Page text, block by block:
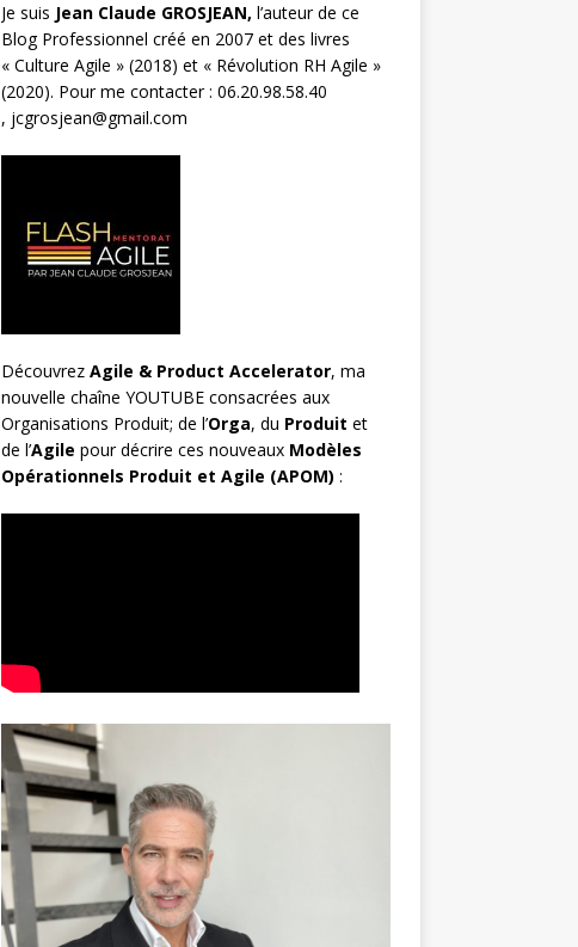
Je suis Jean Claude GROSJEAN, l’auteur de ce
Blog Professionnel créé en 2007 et des livres
« Culture Agile » (2018) et « Révolution RH Agile »
(2020). Pour me contacter : 06.20.98.58.40
, jcgrosjean@gmail.com
Découvrez Agile & Product Accelerator, ma
nouvelle chaîne YOUTUBE consacrées aux
Organisations Produit; de l’Orga, du Produit et
de l’Agile pour décrire ces nouveaux Modèles
Opérationnels Produit et Agile (APOM) :